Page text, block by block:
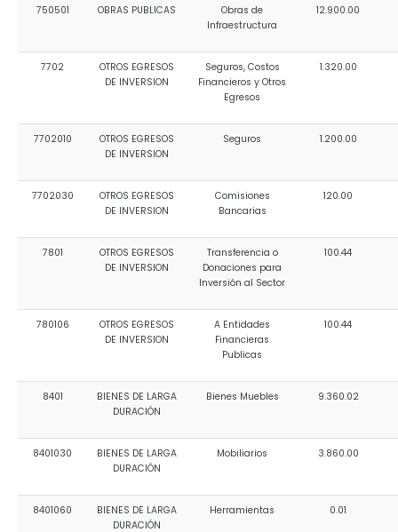
750501 OBRAS PUBLICAS
Obras de
Infraestructura
12.900.00
7702
OTROS EGRESOS
DE INVERSION
Seguros, Costos
Financieros y Otros
Egresos
1.320.00
7702010
OTROS EGRESOS
DE INVERSION
Seguros 1.200.00
7702030
OTROS EGRESOS
DE INVERSION
Comisiones
Bancarias
120.00
7801
OTROS EGRESOS
DE INVERSION
Transferencia o
Donaciones para
Inversión al Sector
100.44
780106
OTROS EGRESOS
DE INVERSION
A Entidades
Financieras
Publicas
100.44
8401
BIENES DE LARGA
DURACIÓN
Bienes Muebles 9.360.02
8401030
BIENES DE LARGA
DURACIÓN
Mobiliarios 3.860.00
8401060
BIENES DE LARGA
DURACIÓN
Herramientas 0.01